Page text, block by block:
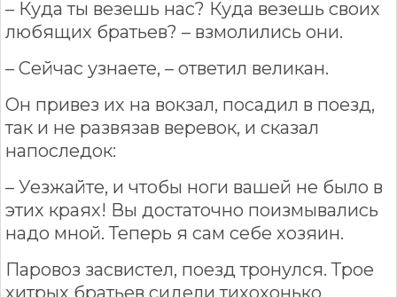
– Куда ты везешь нас? Куда везешь своих
любящих братьев? – взмолились они.
– Сейчас узнаете, – ответил великан.
Он привез их на вокзал, посадил в поезд,
так и не развязав веревок, и сказал
напоследок:
– Уезжайте, и чтобы ноги вашей не было в
этих краях! Вы достаточно поизмывались
надо мной. Теперь я сам себе хозяин.
Паровоз засвистел, поезд тронулся. Трое
хитрых братьев сидели тихохонько